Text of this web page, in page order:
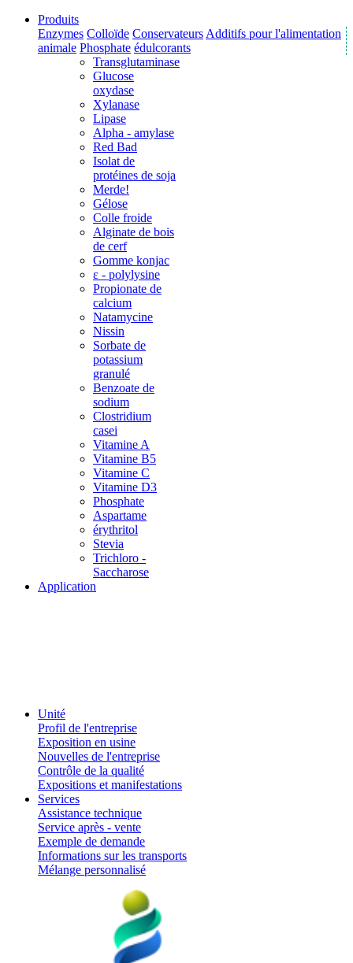
Produits
Enzymes Colloïde Conservateurs Additifs pour l'alimentation
animale Phosphate édulcorants
Transglutaminase
Glucose
oxydase
Xylanase
Lipase
Alpha - amylase
Red Bad
Isolat de
protéines de soja
Merde!
Gélose
Colle froide
Alginate de bois
de cerf
Gomme konjac
ε - polylysine
Propionate de
calcium
Natamycine
Nissin
Sorbate de
potassium
granulé
Benzoate de
sodium
Clostridium
casei
Vitamine A
Vitamine B5
Vitamine C
Vitamine D3
Phosphate
Aspartame
érythritol
Stevia
Trichloro -
Saccharose
Application
Unité
Profil de l'entreprise
Exposition en usine
Nouvelles de l'entreprise
Contrôle de la qualité
Expositions et manifestations
Services
Assistance technique
Service après - vente
Exemple de demande
Informations sur les transports
Mélange personnalisé